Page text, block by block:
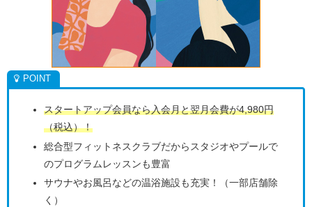
スタートアップ会員なら入会月と翌月会費が4,980円
（税込）！
総合型フィットネスクラブだからスタジオやプールで
のプログラムレッスンも豊富
サウナやお風呂などの温浴施設も充実！（一部店舗除
く）